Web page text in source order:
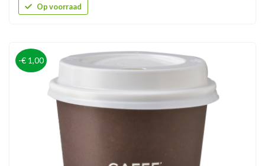
Op voorraad
-€ 1,00